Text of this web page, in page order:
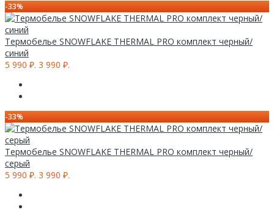
-33%
Термобелье SNOWFLAKE THERMAL PRO комплект черный/
синий
5 990 ₽. 3 990 ₽.
-33%
Термобелье SNOWFLAKE THERMAL PRO комплект черный/
серый
5 990 ₽. 3 990 ₽.